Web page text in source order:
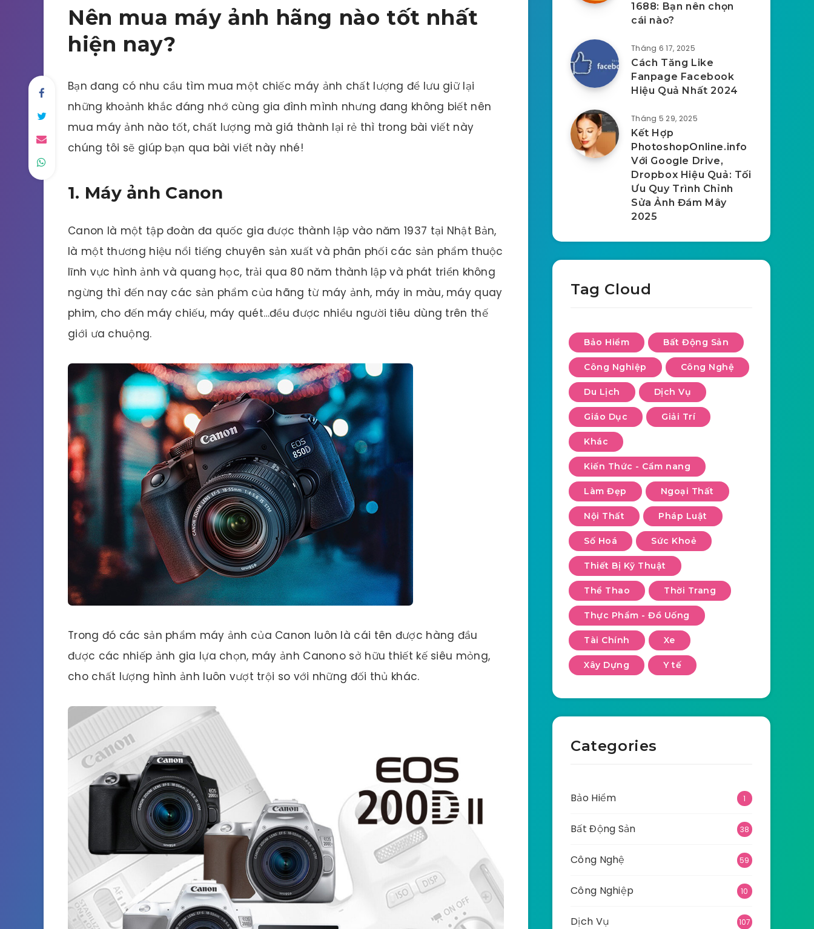
Nên mua máy ảnh hãng nào tốt nhất
hiện nay?
Bạn đang có nhu cầu tìm mua một chiếc máy ảnh chất lượng để lưu giữ lại
những khoảnh khắc đáng nhớ cùng gia đình mình nhưng đang không biết nên
mua máy ảnh nào tốt, chất lượng mà giá thành lại rẻ thì trong bài viết này
chúng tôi sẽ giúp bạn qua bài viết này nhé!
1. Máy ảnh Canon
Canon là một tập đoàn đa quốc gia được thành lập vào năm 1937 tại Nhật Bản,
là một thương hiệu nổi tiếng chuyên sản xuất và phân phối các sản phẩm thuộc
lĩnh vực hình ảnh và quang học, trải qua 80 năm thành lập và phát triển không
ngừng thì đến nay các sản phẩm của hãng từ máy ảnh, máy in màu, máy quay
phim, cho đến máy chiếu, máy quét…đều được nhiều người tiêu dùng trên thế
giới ưa chuộng.
Trong đó các sản phẩm máy ảnh của Canon luôn là cái tên được hàng đầu
được các nhiếp ảnh gia lựa chọn, máy ảnh Canono sở hữu thiết kế siêu mỏng,
cho chất lượng hình ảnh luôn vượt trội so với những đối thủ khác.
1688: Bạn nên chọn
cái nào?
Tháng 6 17, 2025
Cách Tăng Like
Fanpage Facebook
Hiệu Quả Nhất 2024
Tháng 5 29, 2025
Kết Hợp
PhotoshopOnline.info
Với Google Drive,
Dropbox Hiệu Quả: Tối
Ưu Quy Trình Chỉnh
Sửa Ảnh Đám Mây
2025
Tag Cloud
Bảo Hiểm Bất Động Sản
Công Nghiệp Công Nghệ
Du Lịch Dịch Vụ
Giáo Dục Giải Trí
Khác
Kiến Thức - Cẩm nang
Làm Đẹp Ngoại Thất
Nội Thất Pháp Luật
Số Hoá Sức Khoẻ
Thiết Bị Kỹ Thuật
Thể Thao Thời Trang
Thực Phẩm - Đồ Uống
Tài Chính Xe
Xây Dựng Y tế
Categories
Bảo Hiểm 1
Bất Động Sản 38
Công Nghệ 59
Công Nghiệp 10
Dịch Vụ 107